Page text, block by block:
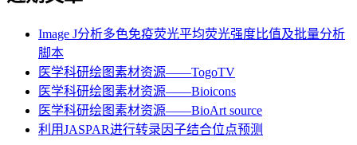
Image J分析多色免疫荧光平均荧光强度比值及批量分析
脚本
医学科研绘图素材资源——TogoTV
医学科研绘图素材资源——Bioicons
医学科研绘图素材资源——BioArt source
利用JASPAR进行转录因子结合位点预测